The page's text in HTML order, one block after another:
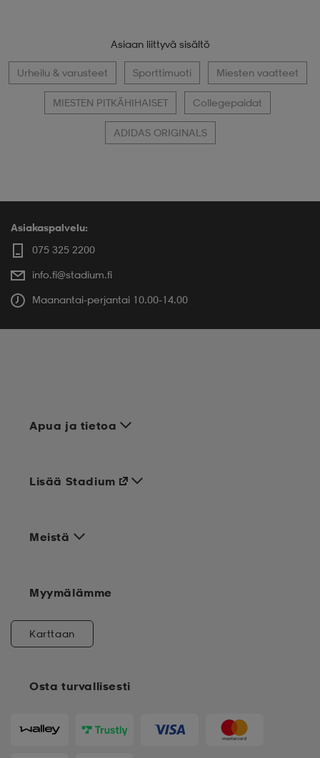
Asiaan liittyvä sisältö
Urheilu & varusteet Sporttimuoti Miesten vaatteet
MIESTEN PITKÄHIHAISET Collegepaidat
ADIDAS ORIGINALS
Asiakaspalvelu:
075 325 2200
info.fi@stadium.fi
Maanantai-perjantai 10.00-14.00
Apua ja tietoa
Meistä
Osta turvallisesti
Lisää Stadium
Myymälämme
Karttaan